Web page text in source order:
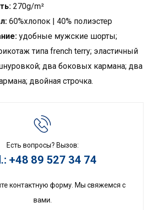
270g/m²
60%хлопок | 40% полиэстер
удобные мужские шорты;
типа french terry; эластичный
два боковых кармана; два
двойная строчка.
Есть вопросы? Вызов:
+48 89 527 34 74
контактную форму. Мы свяжемся с
вами.